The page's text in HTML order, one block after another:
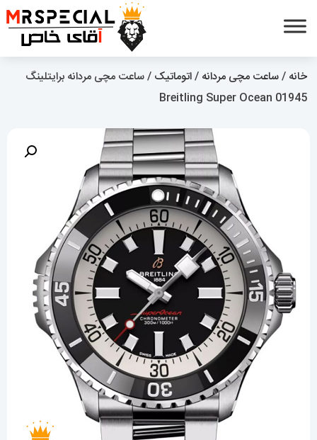
خانه /ساعت مچی مردانه /اتوماتیک / ساعت مچی مردانه برایتلینگ
Breitling Super Ocean 01945